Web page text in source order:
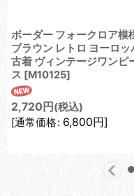
ボーダー フォークロア模
ブラウン レトロ ヨーロッ
古着 ヴィンテージワンピ
ス [M10125]
2,720 円 (税込)
[通常価格: 6,800円]